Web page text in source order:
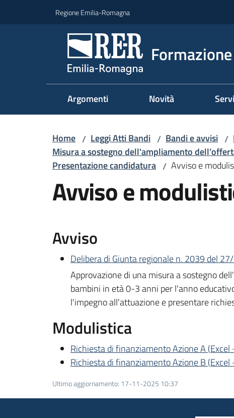
Regione Emilia-Romagna
Argomenti Novità
Home / Leggi Atti Bandi / Bandi e avvisi /
Misura a sostegno dell'ampliamento
Presentazione candidatura / Avviso e
Avviso e
Avviso
Delibera di Giunta regionale n. 2039 del
Approvazione di una misura a sostegno
bambini in età 0-3 anni per l'anno
l'impegno all'attuazione e presentare
Modulistica
Richiesta di finanziamento Azione A (Excel
Richiesta di finanziamento Azione B (Excel
Ultimo aggiornamento: 17-11-2025 10:37